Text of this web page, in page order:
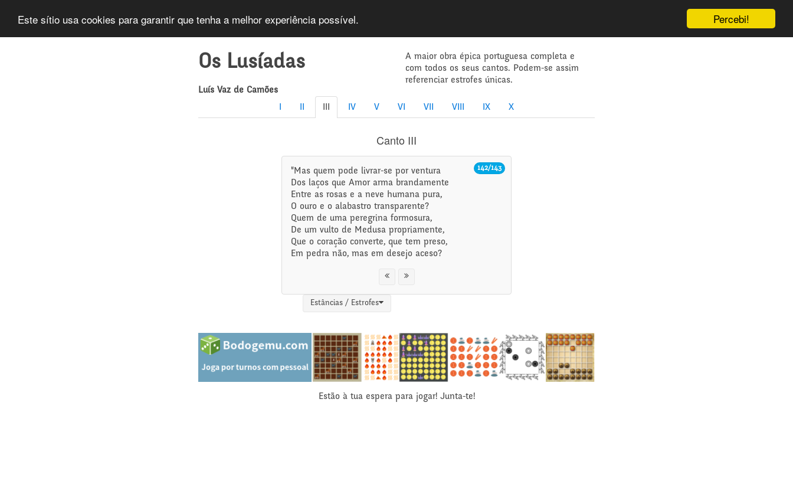
Percebi!
Este sítio usa cookies para garantir que tenha a melhor experiência possível.
Os Lusíadas
Luís Vaz de Camões
A maior obra épica portuguesa completa e
com todos os seus cantos. Podem-se assim
referenciar estrofes únicas.
IV V VI VII VIII IX X
Canto III
142/143
"Mas quem pode livrar-se por ventura
Dos laços que Amor arma brandamente
Entre as rosas e a neve humana pura,
O ouro e o alabastro transparente?
Quem de uma peregrina formosura,
De um vulto de Medusa propriamente,
Que o coração converte, que tem preso,
Em pedra não, mas em desejo aceso?
Estâncias / Estrofes
Estão à tua espera para jogar! Junta-te!